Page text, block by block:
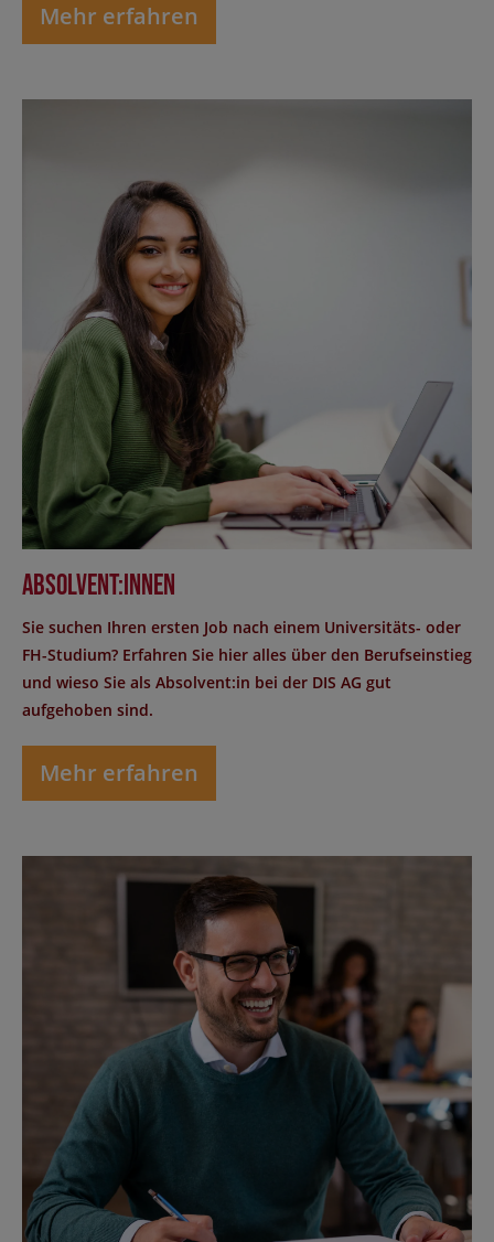
Mehr erfahren
Absolvent:innen
Sie suchen Ihren ersten Job nach einem Universitäts- oder
FH-Studium? Erfahren Sie hier alles über den Berufseinstieg
und wieso Sie als Absolvent:in bei der DIS AG gut
aufgehoben sind.
Mehr erfahren